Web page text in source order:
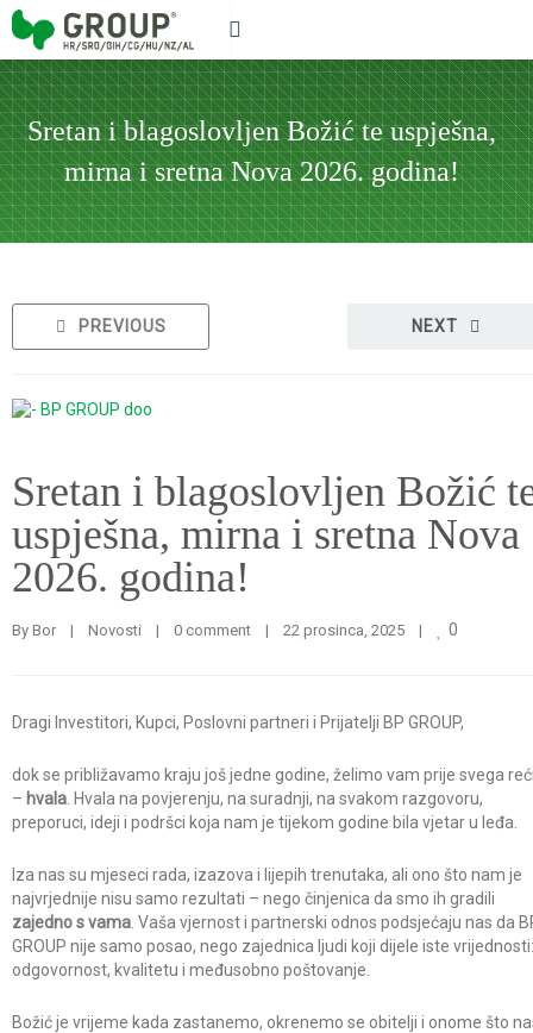
Sretan i blagoslovljen Božić te uspješna,
mirna i sretna Nova 2026. godina!
NEXT
PREVIOUS
Sretan i blagoslovljen Božić
uspješna, mirna i sretna Nova
2026. godina!
By Bor | Novosti | 0 comment | 22 prosinca, 2025 | 0
Dragi Investitori, Kupci, Poslovni partneri i Prijatelji BP GROUP,
dok se približavamo kraju još jedne godine, želimo vam prije svega
– hvala . Hvala na povjerenju, na suradnji, na svakom razgovoru,
preporuci, ideji i podršci koja nam je tijekom godine bila vjetar u leđa.
Iza nas su mjeseci rada, izazova i lijepih trenutaka, ali ono što nam je
najvrjednije nisu samo rezultati – nego činjenica da smo ih gradili
zajedno s vama . Vaša vjernost i partnerski odnos podsjećaju nas da
GROUP nije samo posao, nego zajednica ljudi koji dijele iste vrijednosti:
odgovornost, kvalitetu i međusobno poštovanje.
Božić je vrijeme kada zastanemo, okrenemo se obitelji i onome što